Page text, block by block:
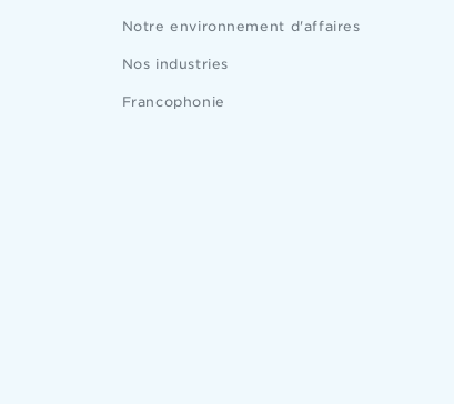
Notre environnement d'affaires
Nos industries
Francophonie